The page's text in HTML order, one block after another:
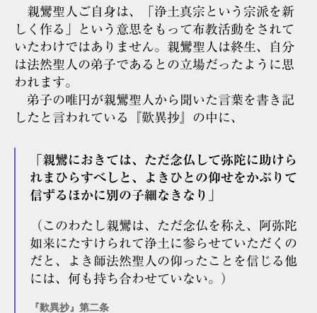
親鸞聖人ご自身は、「浄土真宗という宗派を新
しく作る」という意思をもって布教活動をされて
いたわけではありません。親鸞聖人は終生、自分
は法然聖人の弟子であるとの立場だったように思
われます。
弟子の唯円が親鸞聖人から聞いた言葉を書き記
したと言われている『歎異抄』の中に、
「親鸞におきては、ただ念仏して弥陀に助けら
れまひらすべしと、よきひとの仰せをかぶりて
信ずるほかに別の子細なきなり」
（このわたし親鸞は、ただ念仏を称え、阿弥陀
如来にたすけられて浄土に参らせていただくの
だと、よき師法然聖人の仰ったことを信じる他
には、何も持ち合わせていない。）
『歎異抄』第二条